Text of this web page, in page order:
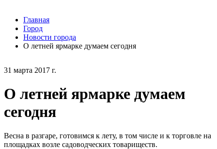
31 марта 2017 г.
О летней ярмарке думаем
сегодня
Весна в разгаре, готовимся к лету, в том числе и к торговле на
площадках возле садоводческих товариществ.
Главная
Город
Новости города
О летней ярмарке думаем сегодня